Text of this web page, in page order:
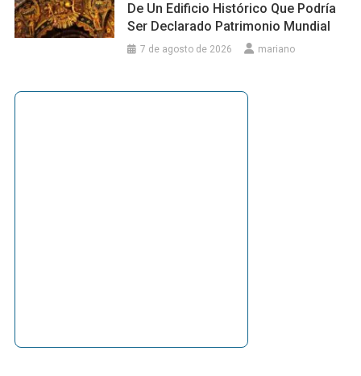
De Un Edificio Histórico Que Podría
Ser Declarado Patrimonio Mundial
7 de agosto de 2026 mariano